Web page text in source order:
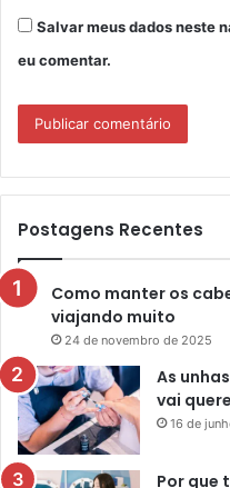
Salvar meus dados neste
eu comentar.
Postagens Recentes
Como manter os
viajando muito
24 de novembro de 2025
As
vai
16 de
Por que